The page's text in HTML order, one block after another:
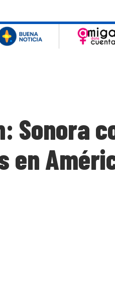
Sonora
en